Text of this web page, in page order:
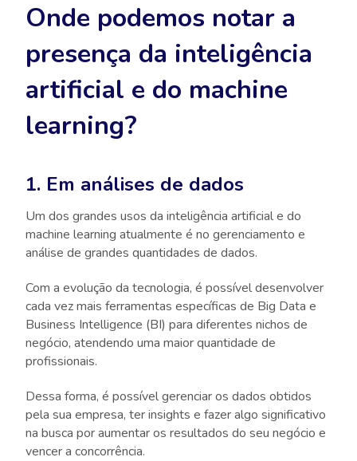
Onde podemos notar a
presença da inteligência
artificial e do machine
learning?
1. Em análises de dados
Um dos grandes usos da inteligência artificial e do
machine learning atualmente é no gerenciamento e
análise de grandes quantidades de dados.
Com a evolução da tecnologia, é possível desenvolver
cada vez mais ferramentas específicas de Big Data e
Business Intelligence (BI) para diferentes nichos de
negócio, atendendo uma maior quantidade de
profissionais.
Dessa forma, é possível gerenciar os dados obtidos
pela sua empresa, ter insights e fazer algo significativo
na busca por aumentar os resultados do seu negócio e
vencer a concorrência.